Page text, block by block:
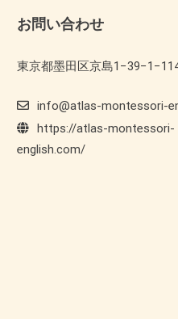
お問い合わせ
東京都墨田区京島
info@atlas-montessori-
https://atlas-montessori-
english.com/